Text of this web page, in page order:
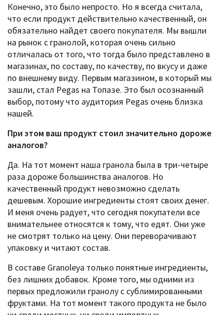
Конечно, это было непросто. Но я всегда считала,
что если продукт действительно качественный, он
обязательно найдет своего покупателя. Мы вышли
на рынок с гранолой, которая очень сильно
отличалась от того, что тогда было представлено в
магазинах, по составу, по качеству, по вкусу и даже
по внешнему виду. Первым магазином, в который мы
зашли, стал Pegas на Топазе. Это был осознанный
выбор, потому что аудитория Pegas очень близка
нашей.
При этом ваш продукт стоил значительно дороже
аналогов?
Да. На тот момент наша гранола была в три-четыре
раза дороже большинства аналогов. Но
качественный продукт невозможно сделать
дешевым. Хорошие ингредиенты стоят своих денег.
И меня очень радует, что сегодня покупатели все
внимательнее относятся к тому, что едят. Они уже
не смотрят только на цену. Они переворачивают
упаковку и читают состав.
В составе Granoleya только понятные ингредиенты,
без лишних добавок. Кроме того, мы одними из
первых предложили гранолу с сублимированными
фруктами. На тот момент такого продукта не было